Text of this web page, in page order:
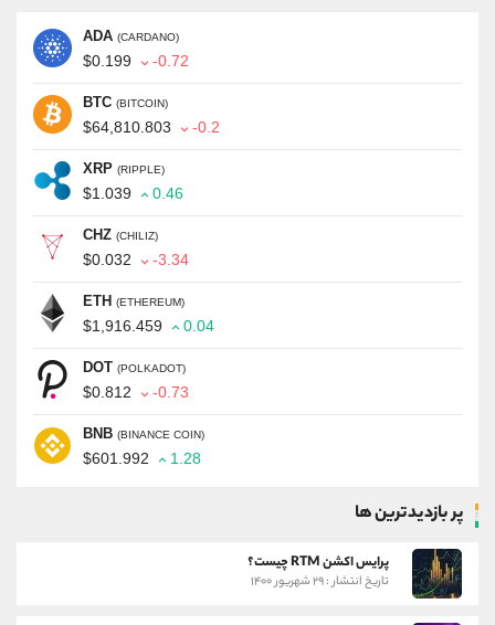
ADA (CARDANO)
$0.199 -0.72
BTC (BITCOIN)
$64,810.803 -0.2
XRP (RIPPLE)
$1.039 0.46
CHZ (CHILIZ)
$0.032 -3.34
ETH (ETHEREUM)
$1,916.459 0.04
DOT (POLKADOT)
$0.812 -0.73
BNB (BINANCE COIN)
$601.992 1.28
پر بازدیدترین ها
پرایس اکشن RTM چیست؟
تاریخ انتشار : ۲۹ شهریور ۱۴۰۰